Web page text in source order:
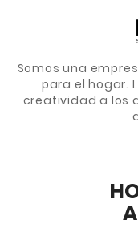
Somos una
para el hogar.
creatividad a los